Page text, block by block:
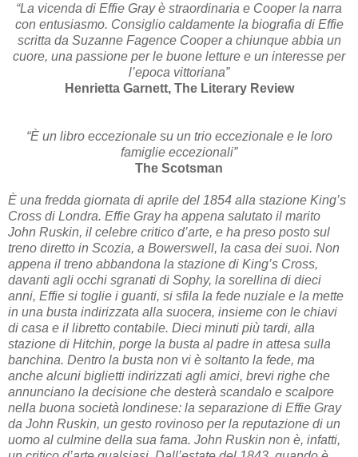
“La vicenda di Effie Gray è straordinaria e Cooper la narra
con entusiasmo. Consiglio caldamente la biografia di Effie
scritta da Suzanne Fagence Cooper a chiunque abbia un
cuore, una passione per le buone letture e un interesse per
l’epoca vittoriana”
Henrietta Garnett, The Literary Review
“È un libro eccezionale su un trio eccezionale e le loro
famiglie eccezionali”
The Scotsman
È una fredda giornata di aprile del 1854 alla stazione King’s
Cross di Londra. Effie Gray ha appena salutato il marito
John Ruskin, il celebre critico d’arte, e ha preso posto sul
treno diretto in Scozia, a Bowerswell, la casa dei suoi. Non
appena il treno abbandona la stazione di King’s Cross,
davanti agli occhi sgranati di Sophy, la sorellina di dieci
anni, Effie si toglie i guanti, si sfila la fede nuziale e la mette
in una busta indirizzata alla suocera, insieme con le chiavi
di casa e il libretto contabile. Dieci minuti più tardi, alla
stazione di Hitchin, porge la busta al padre in attesa sulla
banchina. Dentro la busta non vi è soltanto la fede, ma
anche alcuni biglietti indirizzati agli amici, brevi righe che
annunciano la decisione che desterà scandalo e scalpore
nella buona società londinese: la separazione di Effie Gray
da John Ruskin, un gesto rovinoso per la reputazione di un
uomo al culmine della sua fama. John Ruskin non è, infatti,